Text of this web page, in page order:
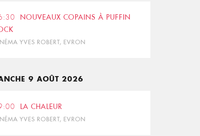
NOUVEAUX COPAINS À PUFFIN
YVES ROBERT, EVRON
9 AOÛT 2026
LA CHALEUR
YVES ROBERT, EVRON